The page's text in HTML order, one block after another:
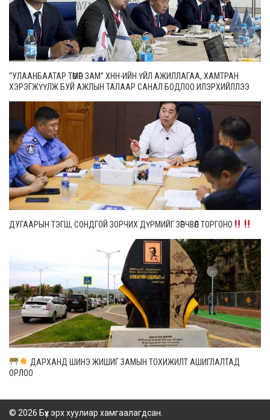
“УЛААНБААТАР ТӨМӨР ЗАМ” ХНН-ИЙН ҮЙЛ АЖИЛЛАГАА, ХАМТРАН
ХЭРЭГЖҮҮЛЖ БУЙ АЖЛЫН ТАЛААР САНАЛ БОДЛОО ИЛЭРХИЙЛЛЭЭ
ДУГААРЫН ТЭГШ, СОНДГОЙ ЗОРЧИХ ДҮРМИЙГ ЗӨРЧВӨЛ ТОРГОНО
ДАРХАНД ШИНЭ ЖИШИГ ЗАМЫН ТОХИЖИЛТ АШИГЛАЛТАД
ОРЛОО
© 2026 Бүх эрх хуулиар хамгаалагдсан.